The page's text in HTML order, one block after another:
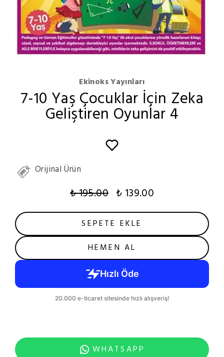
Ekinoks Yayınları
7-10 Yaş Çocuklar İçin Zeka
Geliştiren Oyunlar 4
Orijinal Ürün
₺ 195.00 ₺ 139.00
SEPETE EKLE
HEMEN AL
WHATSAPP